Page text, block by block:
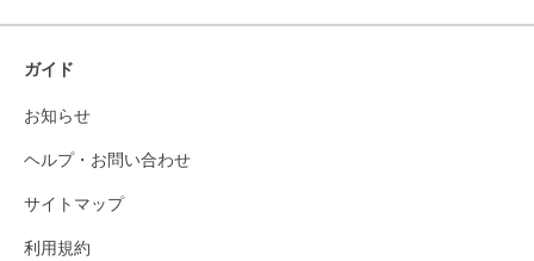
ガイド
お知らせ
ヘルプ・お問い合わせ
サイトマップ
利用規約